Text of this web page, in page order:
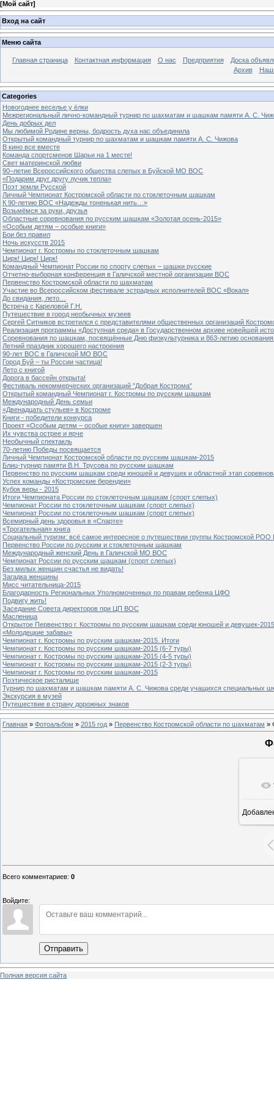
[Мой сайт]
Вход на сайт
Меню сайта
Главная страница Контактная информация О нас Предприятия
Доска
Архив
Categories
Новогоднее веселье у ёлки
Межрегиональный лично-командный турнир по шахматам и шашкам памяти А. С.
День добрых дел
Мы любимой Родине верны, бодрость духа нас объединила
Открытый командный турнир по шахматам и шашкам памяти А. С. Чижова
В кино все вместе
Команда спортсменов Шарьи на 1 месте!
Свет материнской любви
90–летие Всероссийского общества слепых в Буйской МО ВОС
«Подарим друг другу лучик тепла»
Поэт земли Русской
Личный Чемпионат Костромской области по стоклеточным шашкам
К 90-летию ВОС «Надежды тоненькая нить…»
Возьмёмся за руки, друзья
Областные соревнования по русским шашкам «Золотая осень-2015»
«Особым детям – особые книги»
Бои без правил
Ночь искусств 2015
Чемпионат г. Костромы по стоклеточным шашкам
Цирк! Цирк! Цирк!
Командный Чемпионат России по спорту слепых – шашки русские
Отчетно-выборная конференция в Галичской местной организации ВОС
Первенство Костромской области по шахматам
Участие во Всероссийском фестивале эстрадных исполнителей ВОС «Вокал»
До свидания, лето…
Встреча с Кареловой Г.Н.
Путешествие в город необычных музеев
Сергей Ситников встретился с представителями общественных организаций
Реализация программы «Доступная среда» в Государственном архиве новейшей
Соревнования по шашкам, посвящённые Дню физкультурника и 863-летию основания
Летний праздник хорошего настроения
90-лет ВОС в Галичской МО ВОС
Город Буй – ты России частица!
Лето с книгой
Дорога в бассейн открыта!
Фестиваль некоммерческих организаций "Добрая Кострома"
Открытый командный Чемпионат г. Костромы по русским шашкам
Международный День семьи
«Двенадцать стульев» в Костроме
Книги - победители конкурса
Проект «Особым детям – особые книги» завершен
Их чувства острее и ярче
Необычный спектакль
70-летию Победы посвящается
Личный Чемпионат Костромской области по русским шашкам-2015
Блиц-турнир памяти В.Н. Трусова по русским шашкам
Первенство по русским шашкам среди юношей и девушек и областной этап
Успех команды «Костромские берендеи»
Кубок веры - 2015
Итоги Чемпионата России по стоклеточным шашкам (спорт слепых)
Чемпионат России по стоклеточным шашкам (спорт слепых)
Чемпионат России по стоклеточным шашкам (спорт слепых)
Всемирный день здоровья в «Спарте»
«Трогательная» книга
Социальный туризм: всё самое интересное о путешествии группы Костромской
Первенство России по русским и стоклеточным шашкам
Международный женский День в Галичской МО ВОС
Чемпионат России по русским шашкам (спорт слепых)
Без милых женщин счастья не видать!
Загадка женщины
Мисс читательница-2015
Благодарность Региональных Уполномоченных по правам ребенка ЦФО
Подвигу жить!
Заседание Совета директоров при ЦП ВОС
Масленица
Открытое Первенство г. Костромы по русским шашкам среди юношей и девушек-
«Молодецкие забавы»
Чемпионат г. Костромы по русским шашкам-2015. Итоги
Чемпионат г. Костромы по русским шашкам-2015 (6-7 туры)
Чемпионат г. Костромы по русским шашкам-2015 (4-5 туры)
Чемпионат г. Костромы по русским шашкам-2015 (2-3 туры)
Чемпионат г. Костромы по русским шашкам-2015
Поэтическое ристалище
Турнир по шахматам и шашкам памяти А. С. Чижова среди учащихся специальных
Экскурсия в музей
Путешествие в страну дорожных знаков
Главная » Фотоальбом » 2015 год » Первенство Костромской области по шахматам »
Всего комментариев: 0
Войдите:
Отправить
Полная версия сайта